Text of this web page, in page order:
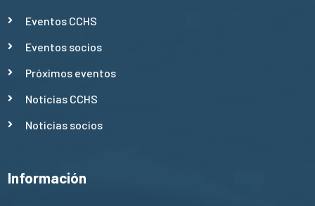
Eventos CCHS
Eventos socios
Próximos eventos
Noticias CCHS
Noticias socios
Información